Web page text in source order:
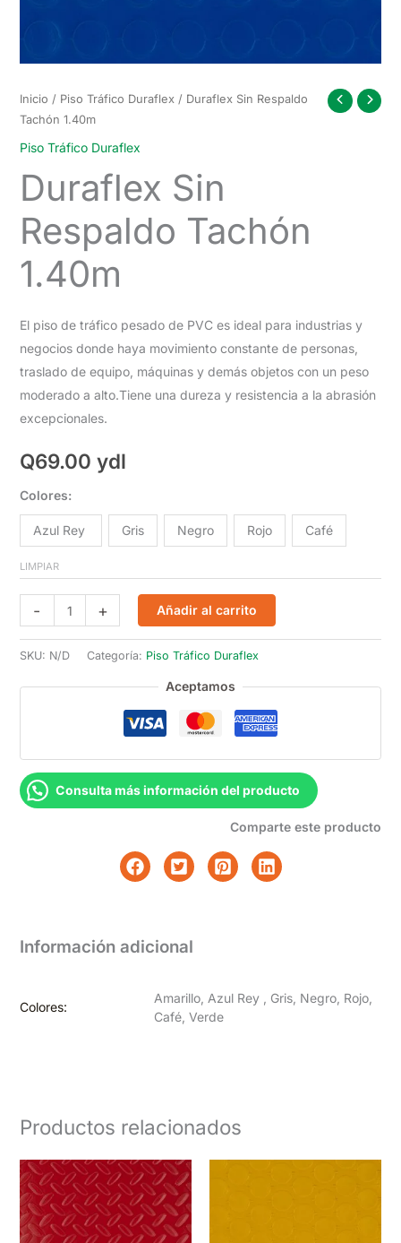
Inicio / Piso Tráfico Duraflex / Duraflex Sin Respaldo
Tachón 1.40m
Piso Tráfico Duraflex
Duraflex Sin
Respaldo Tachón
1.40m
El piso de tráfico pesado de PVC es ideal para industrias y
negocios donde haya movimiento constante de personas,
traslado de equipo, máquinas y demás objetos con un peso
moderado a alto.Tiene una dureza y resistencia a la abrasión
excepcionales.
Q69.00 ydl
Colores:
Azul Rey Gris Negro Rojo Café
LIMPIAR
-
Duraflex
Sin
Respaldo
+ Añadir al carrito
SKU: N/D Categoría: Piso Tráfico Duraflex
Aceptamos
Consulta más información del producto
Comparte este producto
Información adicional
Colores:
Amarillo, Azul Rey , Gris, Negro, Rojo,
Café, Verde
Productos relacionados